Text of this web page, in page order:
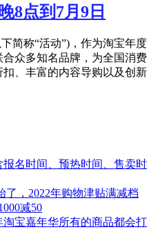
8点到7月9日
简称“活动”)，作为淘宝年度
众多知名品牌，为全国消费
、丰富的内容导购以及创新
名时间、预热时间、售卖时
了，2022年购物津贴满减档
减50
淘宝嘉年华所有的商品都会打